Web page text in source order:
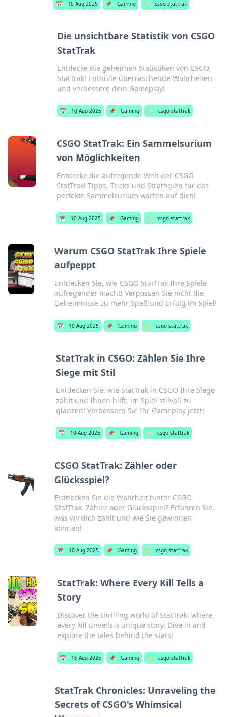
📅 10 Aug 2025 📌 Gaming 🏷️ csgo stattrak
Die unsichtbare Statistik von CSGO
StatTrak
Entdecke die geheimen Statistiken von CSGO
StatTrak! Enthülle überraschende Wahrheiten
und verbessere dein Gameplay!
📅 10 Aug 2025 📌 Gaming 🏷️ csgo stattrak
CSGO StatTrak: Ein Sammelsurium
von Möglichkeiten
Entdecke die aufregende Welt der CSGO
StatTrak! Tipps, Tricks und Strategien für das
perfekte Sammelsurium warten auf dich!
📅 10 Aug 2025 📌 Gaming 🏷️ csgo stattrak
Warum CSGO StatTrak Ihre Spiele
aufpeppt
Entdecken Sie, wie CSGO StatTrak Ihre Spiele
aufregender macht! Verpassen Sie nicht die
Geheimnisse zu mehr Spaß und Erfolg im Spiel!
📅 10 Aug 2025 📌 Gaming 🏷️ csgo stattrak
StatTrak in CSGO: Zählen Sie Ihre
Siege mit Stil
Entdecken Sie, wie StatTrak in CSGO Ihre Siege
zählt und Ihnen hilft, im Spiel stilvoll zu
glänzen! Verbessern Sie Ihr Gameplay jetzt!
📅 10 Aug 2025 📌 Gaming 🏷️ csgo stattrak
CSGO StatTrak: Zähler oder
Glücksspiel?
Entdecken Sie die Wahrheit hinter CSGO
StatTrak: Zähler oder Glücksspiel? Erfahren Sie,
was wirklich zählt und wie Sie gewinnen
können!
📅 10 Aug 2025 📌 Gaming 🏷️ csgo stattrak
StatTrak: Where Every Kill Tells a
Story
Discover the thrilling world of StatTrak, where
every kill unveils a unique story. Dive in and
explore the tales behind the stats!
📅 16 Aug 2025 📌 Gaming 🏷️ csgo stattrak
StatTrak Chronicles: Unraveling the
Secrets of CSGO's Whimsical